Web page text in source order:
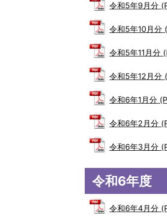
令和5年9月分
令和5年10月分
令和5年11月分
令和5年12月分
令和6年1月分
令和6年2月分
令和6年3月分
令和6年度
令和6年4月分